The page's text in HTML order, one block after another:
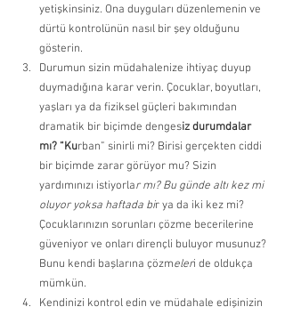
yetişkinsiniz. Ona duyguları düzenlemenin ve
dürtü kontrolünün nasıl bir şey olduğunu
gösterin.
Durumun sizin müdahalenize ihtiyaç duyup
duymadığına karar verin. Çocuklar, boyutları,
yaşları ya da fiziksel güçleri bakımından
dramatik bir biçimde dengesiz durumdalar
mı? “Kurban” sinirli mi? Birisi gerçekten ciddi
bir biçimde zarar görüyor mu? Sizin
yardımınızı istiyorlar mı? Bu günde altı kez mi
oluyor yoksa haftada bir ya da iki kez mi?
Çocuklarınızın sorunları çözme becerilerine
güveniyor ve onları dirençli buluyor musunuz?
Bunu kendi başlarına çözmeleri de oldukça
mümkün.
Kendinizi kontrol edin ve müdahale edişinizin